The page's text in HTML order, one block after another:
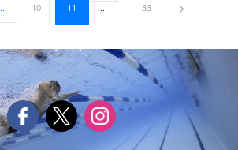
...Páginas intermedias Use TAB para desplazarse.
Página
10 Página
11
Página
33